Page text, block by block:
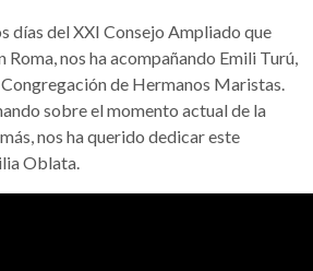
días del XXI Consejo Ampliado que
nos ha acompañando Emili Turú,
de Hermanos Maristas.
sobre el momento actual de la
nos ha querido dedicar este
Oblata.